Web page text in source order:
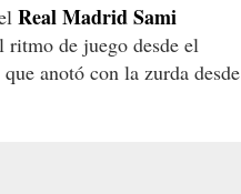
Real Madrid Sami
de juego desde el
anotó con la zurda desde